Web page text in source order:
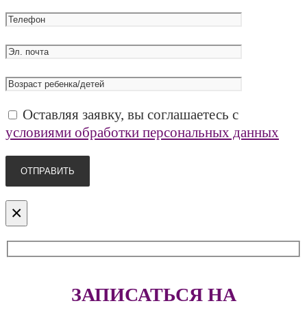
Оставляя заявку, вы соглашаетесь с
условиями обработки персональных данных
×
ЗАПИСАТЬСЯ НА